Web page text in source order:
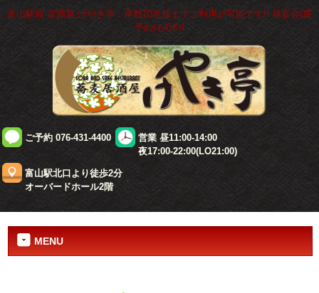
富山駅前 居酒屋 けやき亭：座敷70名様までご利用が可能です!! 昼宴会(要
予約)もOK!!
ご予約 076-431-4400
営業 昼11:00-14:00
夜17:00-22:00(LO21:00)
富山駅北口より徒歩2分
オーバードホール2階
MENU